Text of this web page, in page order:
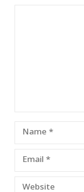
Name
Email
Website